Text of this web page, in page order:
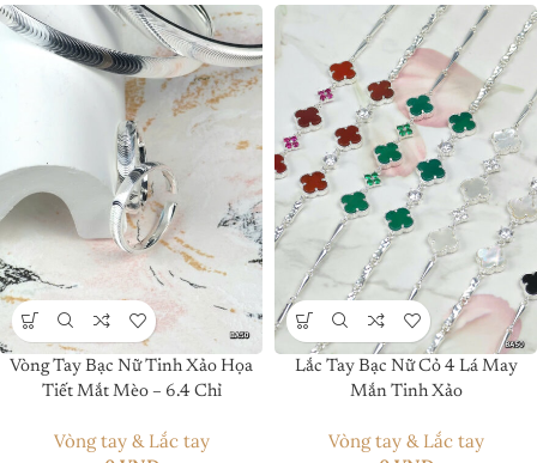
Vòng Tay Bạc Nữ Tinh Xảo Họa
Tiết Mắt Mèo – 6.4 Chỉ
Vòng tay & Lắc tay
Lắc Tay Bạc Nữ Cỏ 4 Lá May
Mắn Tinh Xảo
Vòng tay & Lắc tay